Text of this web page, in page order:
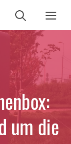
um die